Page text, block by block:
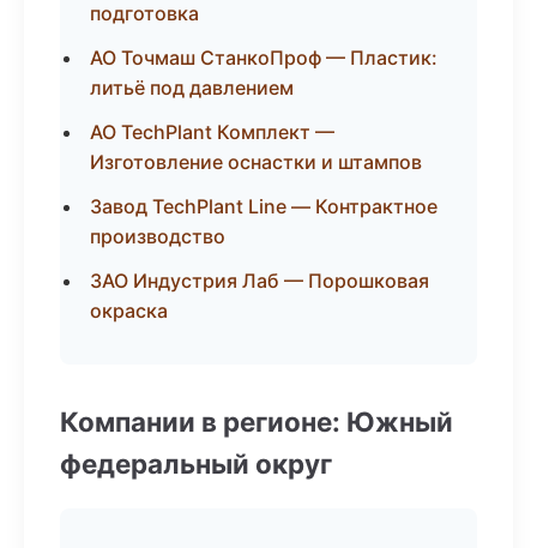
подготовка
АО Точмаш СтанкоПроф — Пластик:
литьё под давлением
АО TechPlant Комплект —
Изготовление оснастки и штампов
Завод TechPlant Line — Контрактное
производство
ЗАО Индустрия Лаб — Порошковая
окраска
Компании в регионе: Южный
федеральный округ